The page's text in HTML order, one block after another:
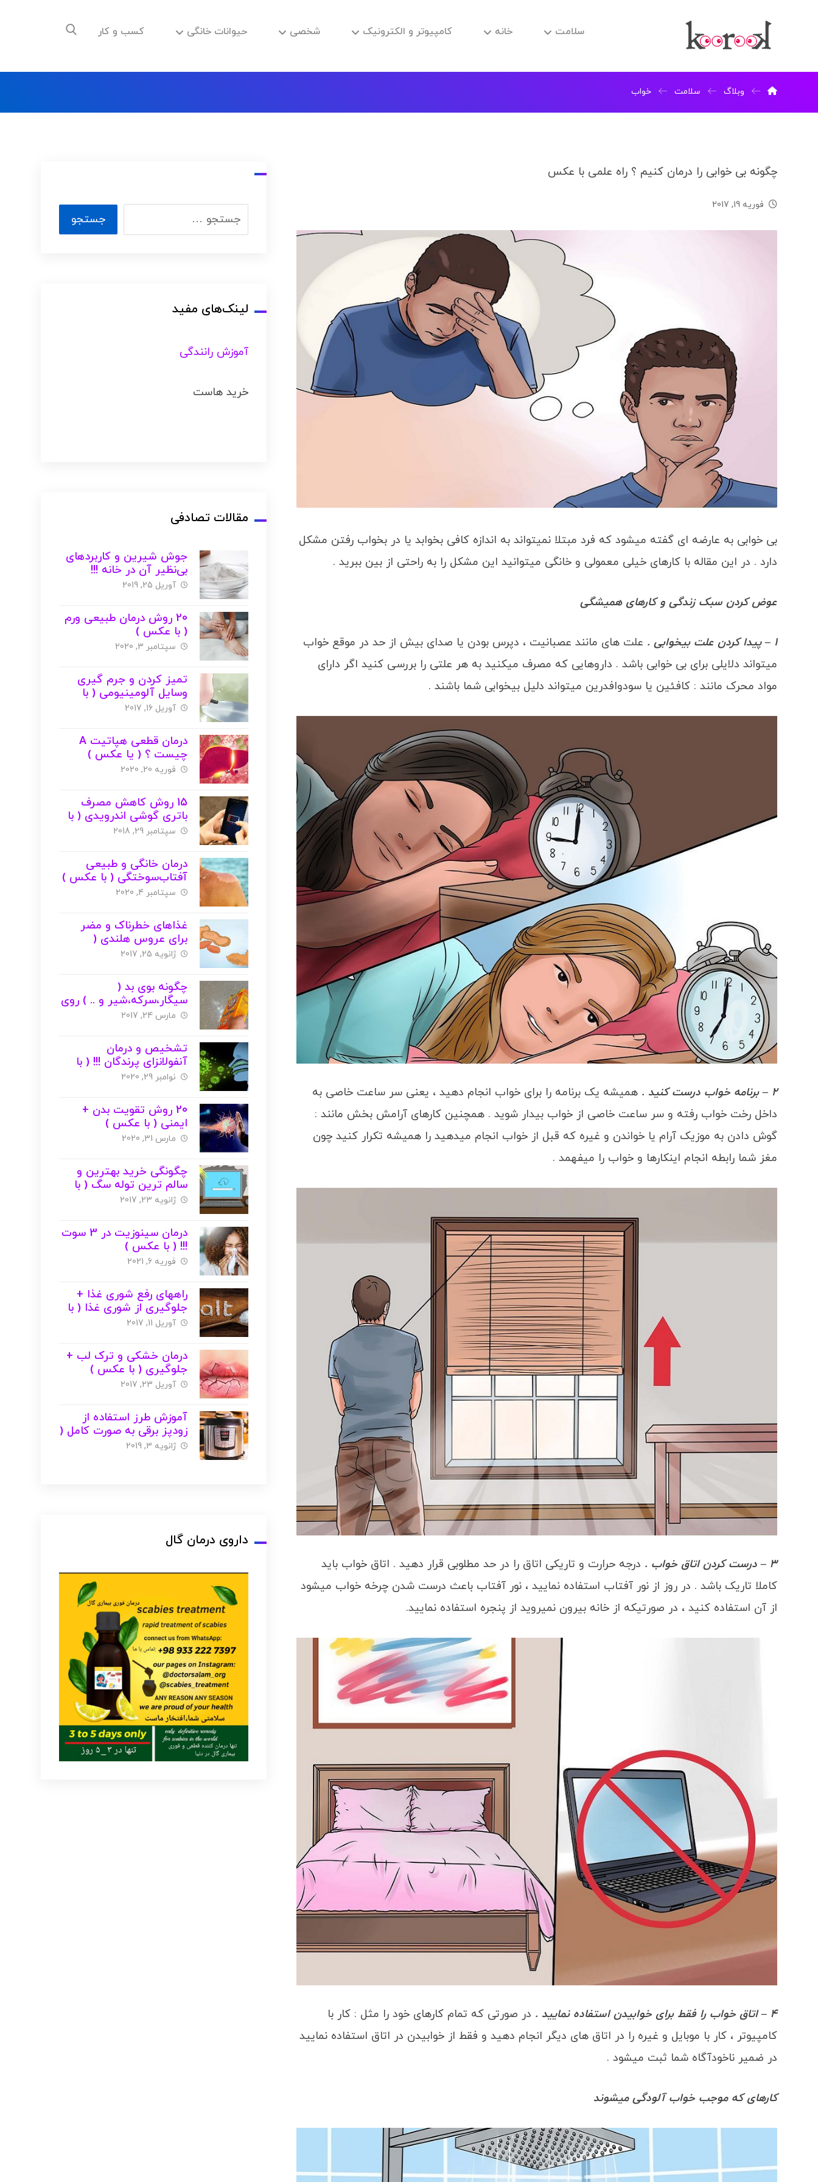
سلامت خانه کامپیوتر و الکترونیک شخصی حیوانات خانگی کسب و کار
وبلاگ سلامت خواب
چگونه بی خوابی را درمان کنیم ؟ راه علمی با عکس
فوریه 19, 2017
بی خوابی به عارضه ای گفته میشود که فرد مبتلا نمیتواند به اندازه کافی بخوابد یا در بخواب رفتن مشکل
دارد . در این مقاله با کارهای خیلی معمولی و خانگی میتوانید این مشکل را به راحتی از بین ببرید .
عوض کردن سبک زندگی و کارهای همیشگی
1 – پیدا کردن علت بیخوابی .
علت های مانند عصبانیت ، دپرس بودن یا صدای بیش از حد در موقع خواب
میتواند دلایلی برای بی خوابی باشد . داروهایی که مصرف میکنید به هر علتی را بررسی کنید اگر دارای
مواد محرک مانند : کافئین یا سودوافدرین میتواند دلیل بیخوابی شما باشند .
2 – برنامه خواب درست کنید .
همیشه یک برنامه را برای خواب انجام دهید ، یعنی سر ساعت خاصی به
داخل رخت خواب رفته و سر ساعت خاصی از خواب بیدار شوید . همچنین کارهای آرامش بخش مانند :
گوش دادن به موزیک آرام یا خواندن و غیره که قبل از خواب انجام میدهید را همیشه تکرار کنید چون
مغز شما رابطه انجام اینکارها و خواب را میفهمد .
3 – درست کردن اتاق خواب .
درجه حرارت و تاریکی اتاق را در حد مطلوبی قرار دهید . اتاق خواب باید
کاملا تاریک باشد . در روز از نور آفتاب استفاده نمایید ، نور آفتاب باعث درست شدن چرخه خواب میشود
از آن استفاده کنید ، در صورتیکه از خانه بیرون نمیروید از پنجره استفاده نمایید.
4 – اتاق خواب را فقط برای خوابیدن استفاده نمایید .
در صورتی که تمام کارهای خود را مثل : کار با
کامپیوتر ، کار با موبایل و غیره را در اتاق های دیگر انجام دهید و فقط از خوابیدن در اتاق استفاده نمایید
در ضمیر ناخودآگاه شما ثبت میشود .
کارهای که موجب خواب آلودگی میشوند
لینک‌های مفید
آموزش رانندگی
خرید هاست
مقالات تصادفی
جوش شیرین و کاربردهای
بی‌نظیر آن در خانه !!!
آوریل 25, 2019
20 روش درمان طبیعی ورم
( با عکس )
سپتامبر 3, 2020
تمیز کردن و جرم گیری
وسایل آلومینیومی ( با
عکس )
آوریل 16, 2017
درمان قطعی هپاتیت A
چیست ؟ ( یا عکس )
فوریه 20, 2020
15 روش کاهش مصرف
باتری گوشی اندرویدی ( با
عکس )
سپتامبر 29, 2018
درمان خانگی و طبیعی
آفتاب‌سوختگی ( با عکس )
سپتامبر 4, 2020
غذاهای خطرناک و مضر
برای عروس هلندی (
کاکتیل ) + عکس
ژانویه 25, 2017
چگونه بوی بد (
سیگار،سرکه،شیر و .. ) روی
فرش را از بین ببریم ؟ ( با
مارس 24, 2017
تشخیص و درمان
آنفولانزای پرندگان !!! ( با
عکس )
نوامبر 29, 2020
20 روش تقویت بدن +
ایمنی ( با عکس )
مارس 31, 2020
چگونگی خرید بهترین و
سالم ترین توله سگ ( با
عکس )
ژانویه 23, 2017
درمان سینوزیت در 3 سوت
!!! ( با عکس )
فوریه 6, 2021
راههای رفع شوری غذا +
جلوگیری از شوری غذا ( با
عکس )
آوریل 11, 2017
درمان خشکی و ترک لب +
جلوگیری ( با عکس )
آوریل 23, 2017
آموزش طرز استفاده از
زودپز برقی به صورت کامل (
با عکس )
ژانویه 3, 2019
داروی درمان گال